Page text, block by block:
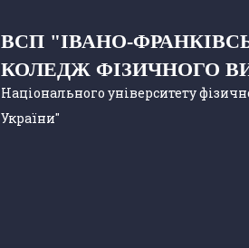
ВСП "ІВАНО-
КОЛЕДЖ ФІЗИЧНОГО
Національного університету
України"